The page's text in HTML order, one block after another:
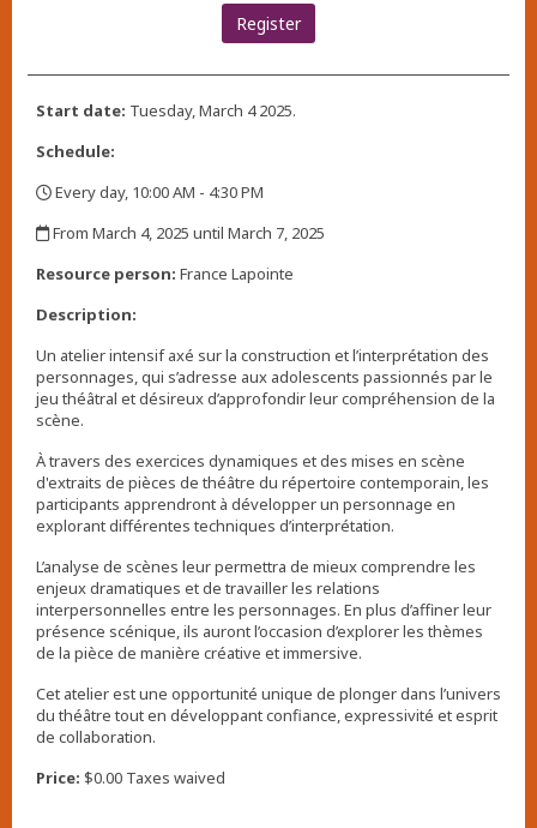
Register
Start date: Tuesday, March 4 2025.
Schedule:
Every day, 10:00 AM - 4:30 PM
From March 4, 2025 until March 7, 2025
Resource person: France Lapointe
Description:
Un atelier intensif axé sur la construction et l’interprétation des
personnages, qui s’adresse aux adolescents passionnés par le
jeu théâtral et désireux d’approfondir leur compréhension de la
scène.
À travers des exercices dynamiques et des mises en scène
d'extraits de pièces de théâtre du répertoire contemporain, les
participants apprendront à développer un personnage en
explorant différentes techniques d’interprétation.
L’analyse de scènes leur permettra de mieux comprendre les
enjeux dramatiques et de travailler les relations
interpersonnelles entre les personnages. En plus d’affiner leur
présence scénique, ils auront l’occasion d’explorer les thèmes
de la pièce de manière créative et immersive.
Cet atelier est une opportunité unique de plonger dans l’univers
du théâtre tout en développant confiance, expressivité et esprit
de collaboration.
Price: $0.00 Taxes waived